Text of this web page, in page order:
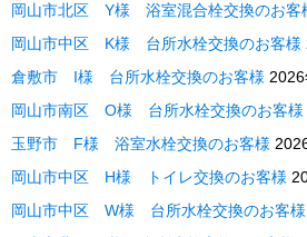
岡山市北区 Y様 浴室混合栓交換のお客
岡山市中区 K様 台所水栓交換のお客様
倉敷市 I様 台所水栓交換のお客様 2026
岡山市南区 O様 台所水栓交換のお客様
玉野市 F様 浴室水栓交換のお客様
岡山市中区 H様 トイレ交換のお客様
岡山市中区 W様 台所水栓交換のお客様